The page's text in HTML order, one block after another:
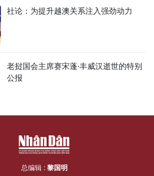
社论：为提升越澳关系注入强劲动力
老挝国会主席赛宋蓬·丰威汉逝世的特别
公报
总编辑 : 黎国明